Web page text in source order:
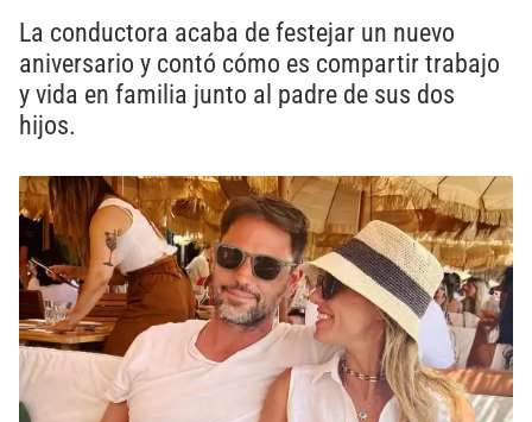
La conductora acaba de festejar un nuevo
aniversario y contó cómo es compartir trabajo
y vida en familia junto al padre de sus dos
hijos.